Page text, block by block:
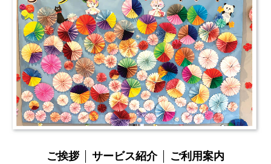
ご挨拶 サービス紹介 ご利用案内